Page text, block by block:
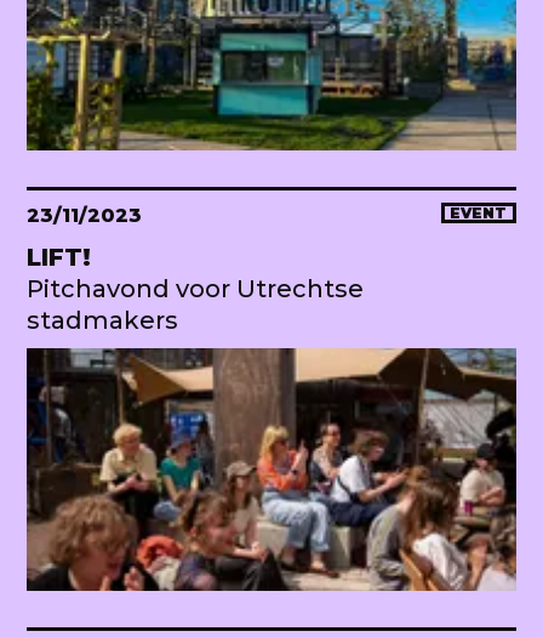
23/11/2023 EVENT
LIFT!
Pitchavond voor Utrechtse
stadmakers